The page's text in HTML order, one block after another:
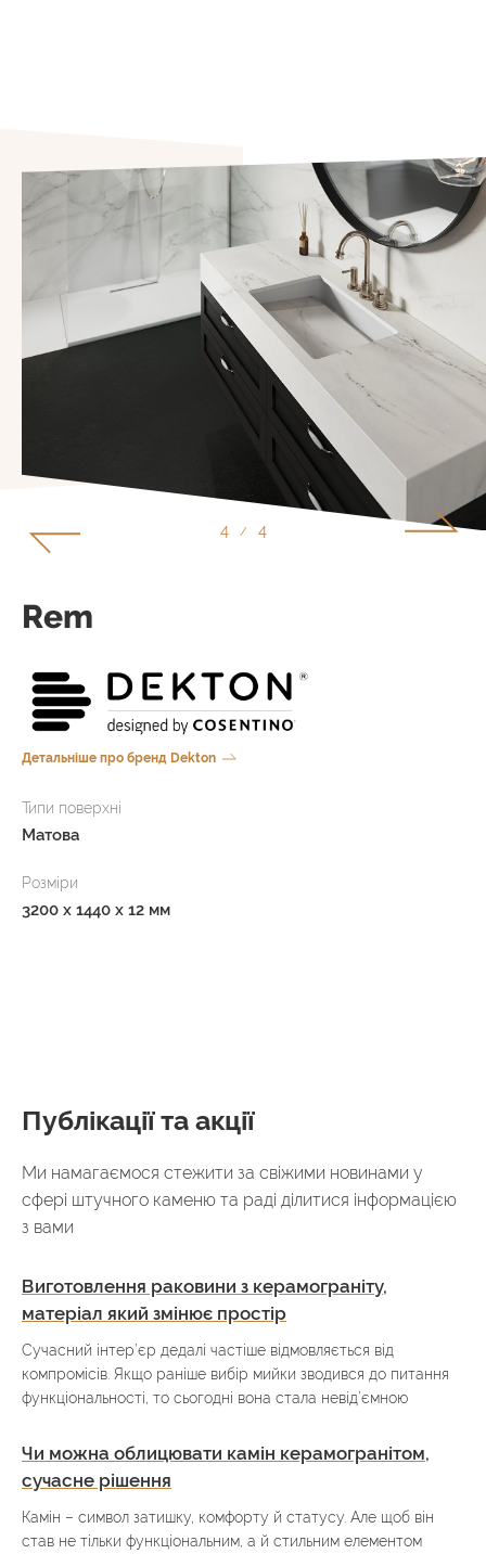
4 / 4
Rem
Детальніше про бренд Dekton
Типи поверхні
Матова
Розміри
3200 x 1440 x 12 мм
Публікації та акції
Ми намагаємося стежити за свіжими новинами у
сфері штучного каменю та раді ділитися інформацією
з вами
Виготовлення раковини з керамограніту,
матеріал який змінює простір
Сучасний інтер’єр дедалі частіше відмовляється від
компромісів. Якщо раніше вибір мийки зводився до питання
функціональності, то сьогодні вона стала невід’ємною
Чи можна облицювати камін керамогранітом,
сучасне рішення
Камін – символ затишку, комфорту й статусу. Але щоб він
став не тільки функціональним, а й стильним елементом